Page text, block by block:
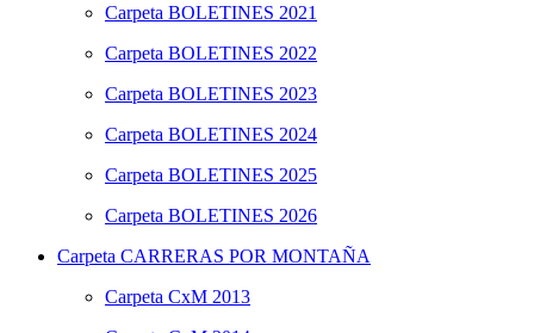
Carpeta BOLETINES 2021
Carpeta BOLETINES 2022
Carpeta BOLETINES 2023
Carpeta BOLETINES 2024
Carpeta BOLETINES 2025
Carpeta BOLETINES 2026
Carpeta CARRERAS POR MONTAÑA
Carpeta CxM 2013